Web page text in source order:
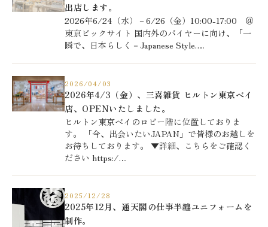
出店します。
2026年6/24（水）－6/26（金）10:00-17:00 ＠
東京ビックサイト 国内外のバイヤーに向け、「一
瞬で、日本らしく－Japanese Style.…
2026/04/03
2026年4/3（金）、三喜雑貨 ヒルトン東京ベイ
店、OPENいたしました。
ヒルトン東京ベイのロビー階に位置しておりま
す。 「今、出会いたいJAPAN」で皆様のお越しを
お待ちしております。 ▼詳細、こちらをご確認く
ださい https:/…
2025/12/28
2025年12月、通天閣の仕事半纏ユニフォームを
制作。